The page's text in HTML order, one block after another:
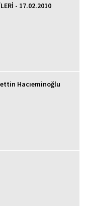
- 17.02.2010
Hacıeminoğlu